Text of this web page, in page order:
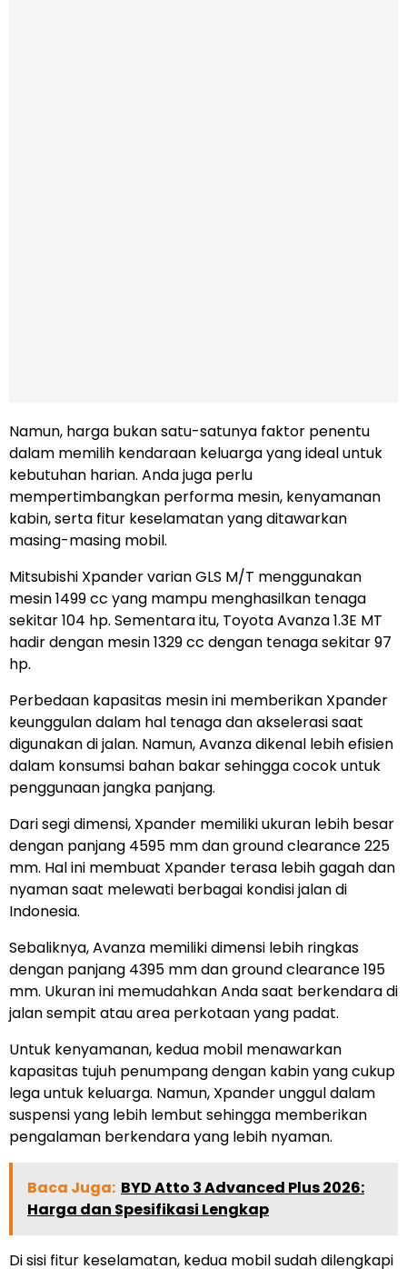
Namun, harga bukan satu-satunya faktor penentu
dalam memilih kendaraan keluarga yang ideal untuk
kebutuhan harian. Anda juga perlu
mempertimbangkan performa mesin, kenyamanan
kabin, serta fitur keselamatan yang ditawarkan
masing-masing mobil.
Mitsubishi Xpander varian GLS M/T menggunakan
mesin 1499 cc yang mampu menghasilkan tenaga
sekitar 104 hp. Sementara itu, Toyota Avanza 1.3E MT
hadir dengan mesin 1329 cc dengan tenaga sekitar 97
hp.
Perbedaan kapasitas mesin ini memberikan Xpander
keunggulan dalam hal tenaga dan akselerasi saat
digunakan di jalan. Namun, Avanza dikenal lebih efisien
dalam konsumsi bahan bakar sehingga cocok untuk
penggunaan jangka panjang.
Dari segi dimensi, Xpander memiliki ukuran lebih besar
dengan panjang 4595 mm dan ground clearance 225
mm. Hal ini membuat Xpander terasa lebih gagah dan
nyaman saat melewati berbagai kondisi jalan di
Indonesia.
Sebaliknya, Avanza memiliki dimensi lebih ringkas
dengan panjang 4395 mm dan ground clearance 195
mm. Ukuran ini memudahkan Anda saat berkendara di
jalan sempit atau area perkotaan yang padat.
Untuk kenyamanan, kedua mobil menawarkan
kapasitas tujuh penumpang dengan kabin yang cukup
lega untuk keluarga. Namun, Xpander unggul dalam
suspensi yang lebih lembut sehingga memberikan
pengalaman berkendara yang lebih nyaman.
Baca Juga: BYD Atto 3 Advanced Plus 2026:
Harga dan Spesifikasi Lengkap
Di sisi fitur keselamatan, kedua mobil sudah dilengkapi